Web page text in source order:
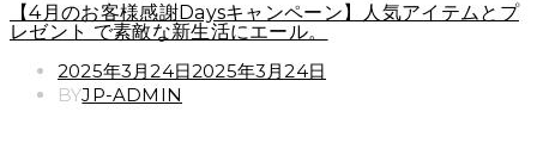
【4月のお客様感謝Daysキャンペーン】人気アイテムとプ
レゼント で素敵な新生活にエール。
POSTED
ON
2025年3月24日2025年3月24日
BYJP-ADMIN